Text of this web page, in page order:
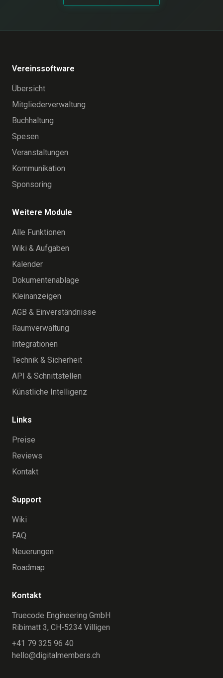
Vereinssoftware
Übersicht
Mitgliederverwaltung
Buchhaltung
Spesen
Veranstaltungen
Kommunikation
Sponsoring
Weitere Module
Alle Funktionen
Wiki & Aufgaben
Kalender
Dokumentenablage
Kleinanzeigen
AGB & Einverständnisse
Raumverwaltung
Integrationen
Technik & Sicherheit
API & Schnittstellen
Künstliche Intelligenz
Links
Preise
Reviews
Kontakt
Support
Wiki
FAQ
Neuerungen
Roadmap
Kontakt
Truecode Engineering GmbH
Ribimatt 3, CH-5234 Villigen
+41 79 325 96 40
hello@digitalmembers.ch